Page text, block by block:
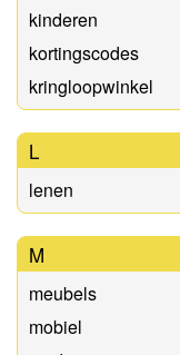
kinderen
kortingscodes
kringloopwinkel
L
lenen
M
meubels
mobiel